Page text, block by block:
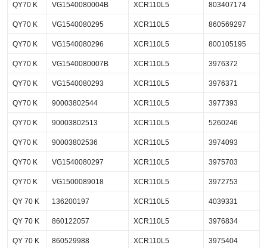
QY70 K VG1540080004B XCR110L5 803407174
QY70 K VG1540080295 XCR110L5 860569297
QY70 K VG1540080296 XCR110L5 800105195
QY70 K VG1540080007B XCR110L5 3976372
QY70 K VG1540080293 XCR110L5 3976371
QY70 K 90003802544 XCR110L5 3977393
QY70 K 90003802513 XCR110L5 5260246
QY70 K 90003802536 XCR110L5 3974093
QY70 K VG1540080297 XCR110L5 3975703
QY70 K VG1500089018 XCR110L5 3972753
QY 70 K 136200197 XCR110L5 4039331
QY 70 K 860122057 XCR110L5 3976834
QY 70 K 860529988 XCR110L5 3975404